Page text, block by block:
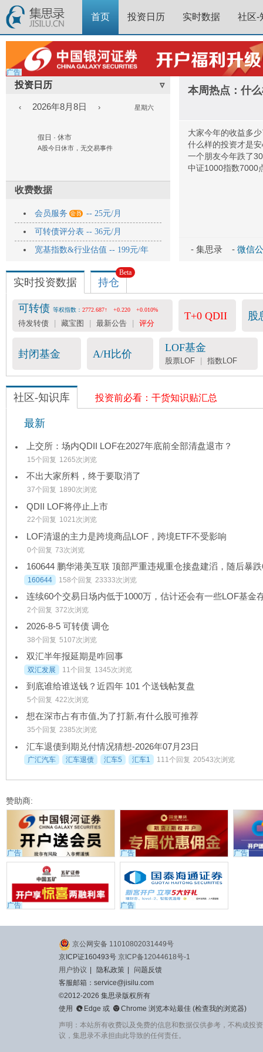
首页 投资日历 实时数据 社区-
广告
投资日历 ▿
‹ 2026年8月8日 › 星期六
假日 · 休市
A股今日休市，无交易事件
收费数据
会员服务  -- 25元/月
可转债评分表 -- 36元/月
宽基指数&行业估值 -- 199元/年
本周热点：什
大家今年的收益多
什么样的投资才是
一个朋友今年跌了
中证1000指数7000
- 集思录 - 微信
实时投资数据 持仓
Beta
可转债 等权指数： 2772.687↑ +0.220 +0.010%
待发转债 藏宝图 最新公告 评分
T+0 QDII 股
封闭基金 A/H比价
LOF基金
股票LOF | 指数LOF
社区-知识库 投资前必看：干货知识贴汇总
最新
上交所：场内QDII LOF在2027年底前全部清盘退市？
15个回复 1265次浏览
不出大家所料，终于要取消了
37个回复 1890次浏览
QDII LOF将停止上市
22个回复 1021次浏览
LOF清退的主力是跨境商品LOF，跨境ETF不受影响
0个回复 73次浏览
160644 158个回复 23333次浏览
2个回复 372次浏览
2026-8-5 可转债 调仓
38个回复 5107次浏览
双汇半年报延期是咋回事
双汇发展 11个回复 1345次浏览
到底谁给谁送钱？近四年 101 个送钱帖复盘
5个回复 422次浏览
想在深市占有市值,为了打新,有什么股可推荐
35个回复 2385次浏览
汇车退债到期兑付情况猜想-2026年07月23日
广汇汽车 汇车退债 汇车5 汇车1 111个回复 20543次浏览
赞助商:
广告 广告 广告
广告 广告
京公网安备 11010802031449号
京ICP证160493号 京ICP备12044618号-1
用户协议
隐私政策
问题反馈
客服邮箱：service@jisilu.com
©2012-2026 集思录版权所有
使用
 Edge 或 Chrome 浏览本站最佳 (检查我的浏览器)
声明：本站所有收费以及免费的信息和数据仅供参考，不构成投
议，集思录不承担由此导致的任何责任。